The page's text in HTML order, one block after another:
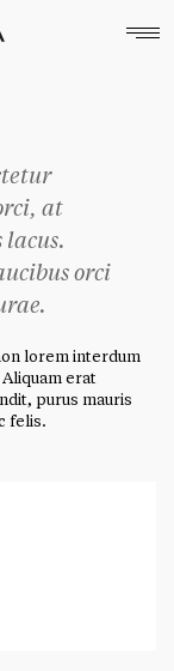
at
lacus.
orci
lorem interdum
erat
purus mauris
felis.